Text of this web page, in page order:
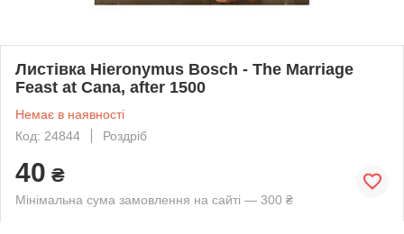
Листівка Hieronymus Bosch - The Marriage
Feast at Cana, after 1500
Немає в наявності
Код: 24844
Роздріб
40 ₴
Мінімальна сума замовлення на сайті — 300 ₴